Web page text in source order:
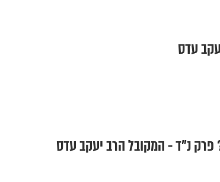
עדס
נ"ד - המקובל הרב יעקב עדס